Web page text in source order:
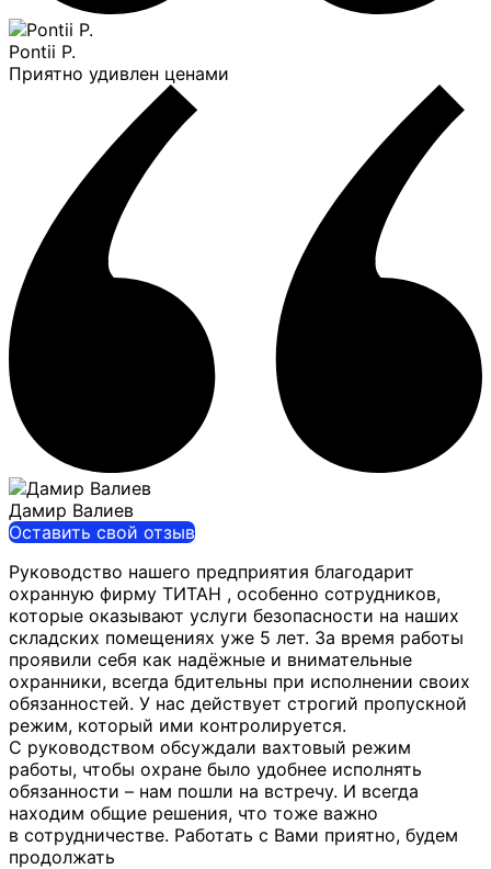
Pontii P.
Приятно удивлен ценами
Дамир Валиев
Оставить свой отзыв
Руководство нашего предприятия благодарит
охранную фирму ТИТАН , особенно сотрудников,
которые оказывают услуги безопасности на наших
складских помещениях уже 5 лет. За время работы
проявили себя как надёжные и внимательные
охранники, всегда бдительны при исполнении своих
обязанностей. У нас действует строгий пропускной
режим, который ими контролируется.
С руководством обсуждали вахтовый режим
работы, чтобы охране было удобнее исполнять
обязанности – нам пошли на встречу. И всегда
находим общие решения, что тоже важно
в сотрудничестве. Работать с Вами приятно, будем
продолжать